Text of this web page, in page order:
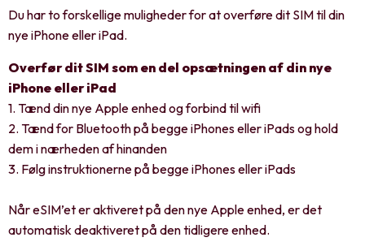
Du har to forskellige muligheder for at overføre dit SIM til din
nye iPhone eller iPad.
Overfør dit SIM som en del opsætningen af din nye
iPhone eller iPad
1. Tænd din nye Apple enhed og forbind til wifi
2. Tænd for Bluetooth på begge iPhones eller iPads og hold
dem i nærheden af hinanden
3. Følg instruktionerne på begge iPhones eller iPads
Når eSIM’et er aktiveret på den nye Apple enhed, er det
automatisk deaktiveret på den tidligere enhed.